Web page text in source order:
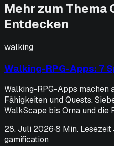
Mehr zum Thema
Entdecken
walking
Walking-RPG-Apps: 7
Walking-RPG-Apps machen
Fähigkeiten und Quests.
WalkScape bis Orna und die
28. Juli 2026·8 Min. Lesezeit
gamification